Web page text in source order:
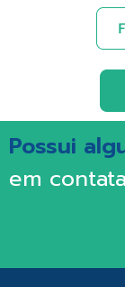
Possui
em